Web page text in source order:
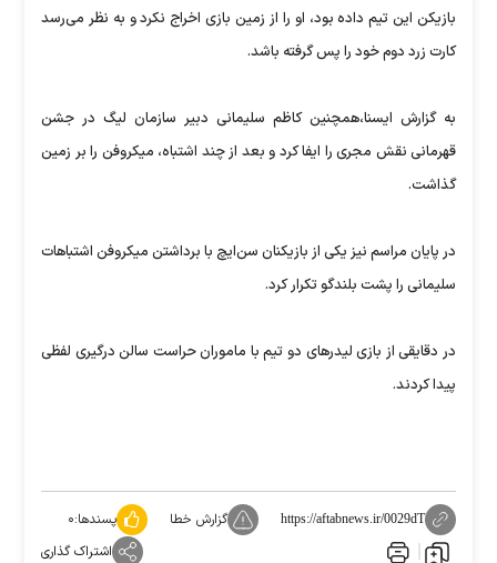
بازیکن این تیم داده بود، او را از زمین بازی اخراج نکرد و به نظر می‌رسد
کارت زرد دوم خود را پس گرفته باشد.
به گزارش ایسنا،همچنین کاظم سلیمانی دبیر سازمان لیگ در جشن
قهرمانی نقش مجری را ایفا کرد و بعد از چند اشتباه، میکروفن را بر زمین
گذاشت.
در پایان مراسم نیز یکی از بازیکنان سن‌ایچ با برداشتن میکروفن اشتباهات
سلیمانی را پشت بلندگو تکرار کرد.
در دقایقی از بازی لیدرهای دو تیم با ماموران حراست سالن درگیری لفظی
پیدا کردند.
https://aftabnews.ir/0029dT گزارش خطا پسندها:۰
اشتراک گذاری